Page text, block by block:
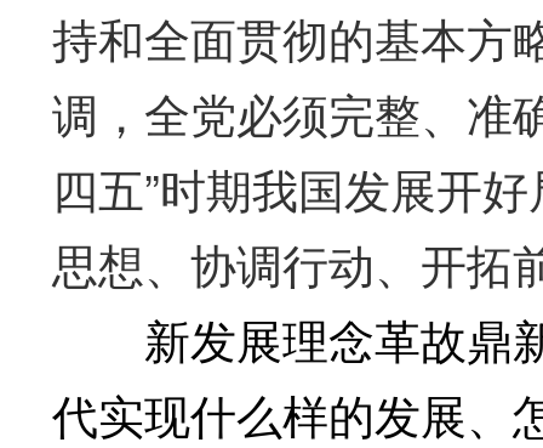
持和全面贯彻的基本方
调，全党必须完整、准
四五”时期我国发展开
思想、协调行动、开拓
新发展理念革故鼎
代实现什么样的发展、